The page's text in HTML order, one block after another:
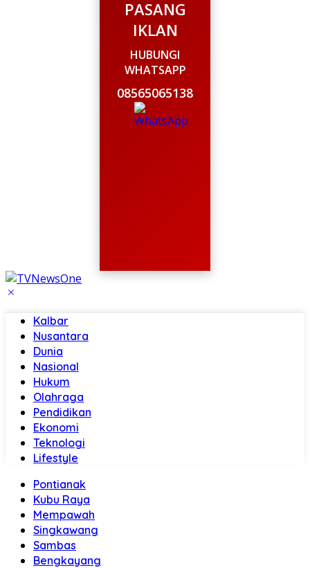
PASANG
IKLAN
HUBUNGI
WHATSAPP
08565065138
Kalbar
Nusantara
Dunia
Nasional
Hukum
Olahraga
Pendidikan
Ekonomi
Teknologi
Lifestyle
Pontianak
Kubu Raya
Mempawah
Singkawang
Sambas
Bengkayang